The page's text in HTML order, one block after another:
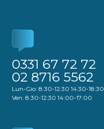
0331 67 72 72
02 8716 5562
Lun-Gio: 8:30-12:30 14:30-18:30
Ven: 8:30-12:30 14:00-17:00